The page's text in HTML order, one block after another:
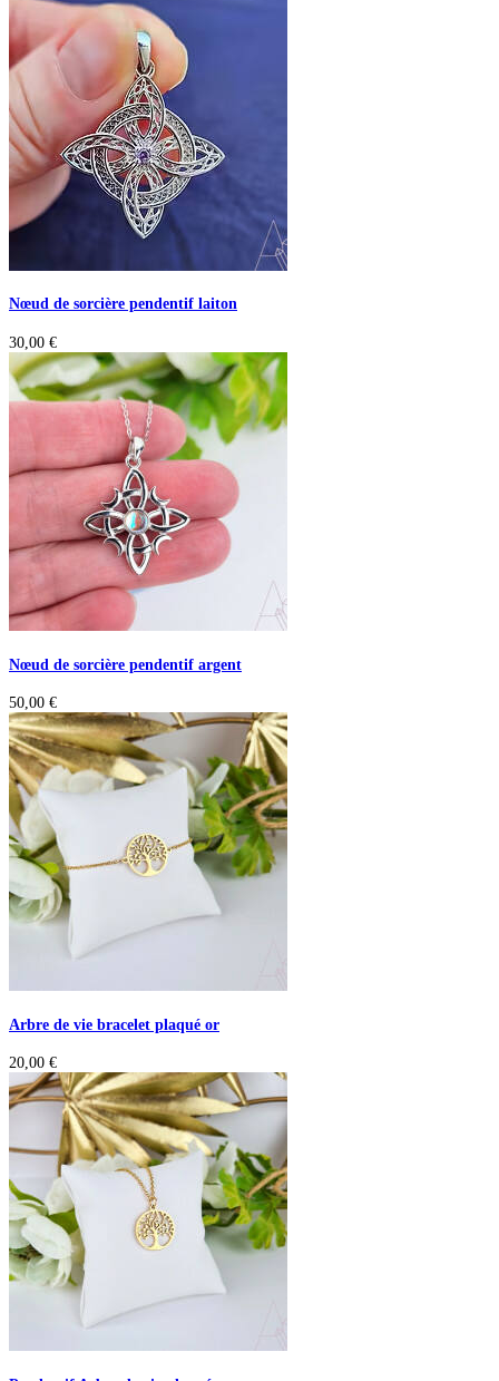
Nœud de sorcière pendentif laiton
30,00 €
Nœud de sorcière pendentif argent
50,00 €
Arbre de vie bracelet plaqué or
20,00 €